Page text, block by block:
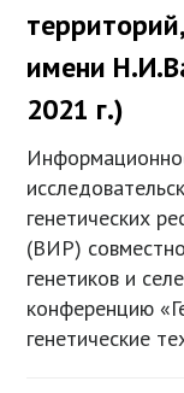
имени
2021 г.)
генетических
(ВИР)
генетиков и
конференцию
генетические